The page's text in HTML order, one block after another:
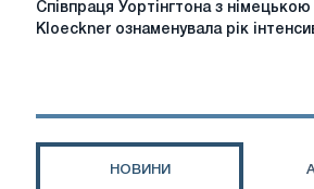
Уортінгтона
Kloeckner
Співпраця Уортінгтона з
Kloeckner ознаменувала рік
НОВИНИ